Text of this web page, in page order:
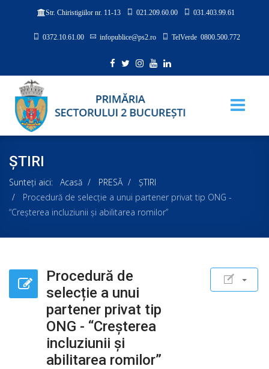
Str. Chiristigiilor nr. 11-13 021.209.60.00 031.403.99.61
0372.10.61.00 infopublice@ps2.ro TelVerde 0800.500.772
ȘTIRI
Sunteți aici: Acasă PRESĂ
ȘTIRI
Procedură de selecție a unui partener privat tip ONG -
“Creșterea incluziunii și abilitarea romilor”
Procedură de
selecție a unui
partener privat tip
ONG - “Creșterea
incluziunii și
abilitarea romilor”